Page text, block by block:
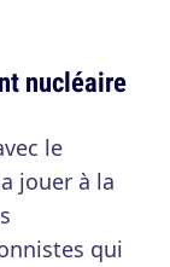
nucléaire
le
jouer à la
qui